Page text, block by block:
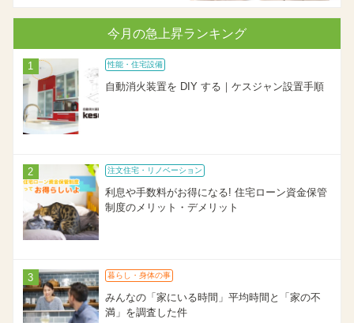
今月の急上昇ランキング
性能・住宅設備
自動消火装置を DIY する｜ケスジャン設置手順
注文住宅・リノベーション
利息や手数料がお得になる! 住宅ローン資金保管
制度のメリット・デメリット
暮らし・身体の事
みんなの「家にいる時間」平均時間と「家の不
満」を調査した件